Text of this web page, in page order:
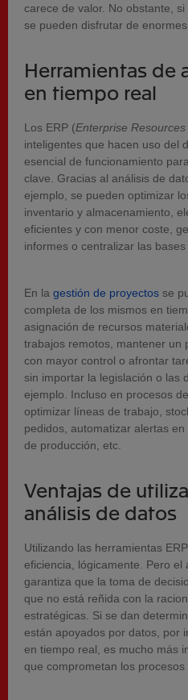
carece de valor. No obstante,
se pueden disfrutar de enormes
Herramientas de
en tiempo real
Los ERP (Enterprise
inteligentes que hacen uso del
esencial de funcionamiento
clave. Gracias al análisis de
ejemplo, se pueden optimizar
inventario y almacenamiento,
eficientes y con menor coste,
informes o centralizar las bases
En la gestión de proyectos se
completa de los mismos en
asignación de recursos
trabajos remotos, mantener un
con mayor control o afrontar
sin importar la legislación o las
ejemplo. Incluso en procesos de
optimizar líneas de trabajo,
pedidos, automatizar alertas
de producción, etc.
Ventajas de
análisis de datos
Utilizando las herramientas
eficiencia, lógicamente. Pero el
garantiza que la toma de
que no está reñida con la
estratégicas. Si se dan
están apoyados por datos, por
en tiempo real, es mucho más
que comprometan los procesos